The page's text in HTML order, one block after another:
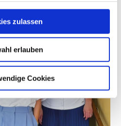
zulassen
erlauben
Cookies